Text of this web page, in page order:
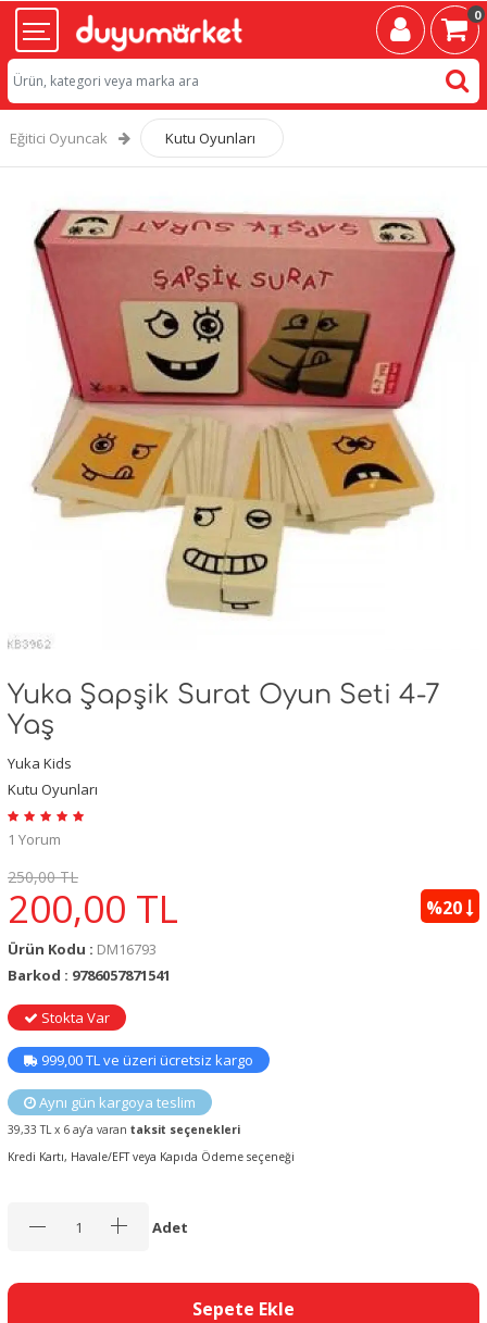
0
Eğitici Oyuncak Kutu Oyunları
Yuka Şapşik Surat Oyun Seti 4-7
Yaş
Yuka Kids
Kutu Oyunları
1 Yorum
250,00 TL
200,00 TL %20
Ürün Kodu : DM16793
Barkod : 9786057871541
Stokta Var
999,00 TL ve üzeri ücretsiz kargo
Aynı gün kargoya teslim
39,33 TL x 6 ay’a varan taksit seçenekleri
Kredi Kartı, Havale/EFT veya Kapıda Ödeme seçeneği
Adet
Sepete Ekle